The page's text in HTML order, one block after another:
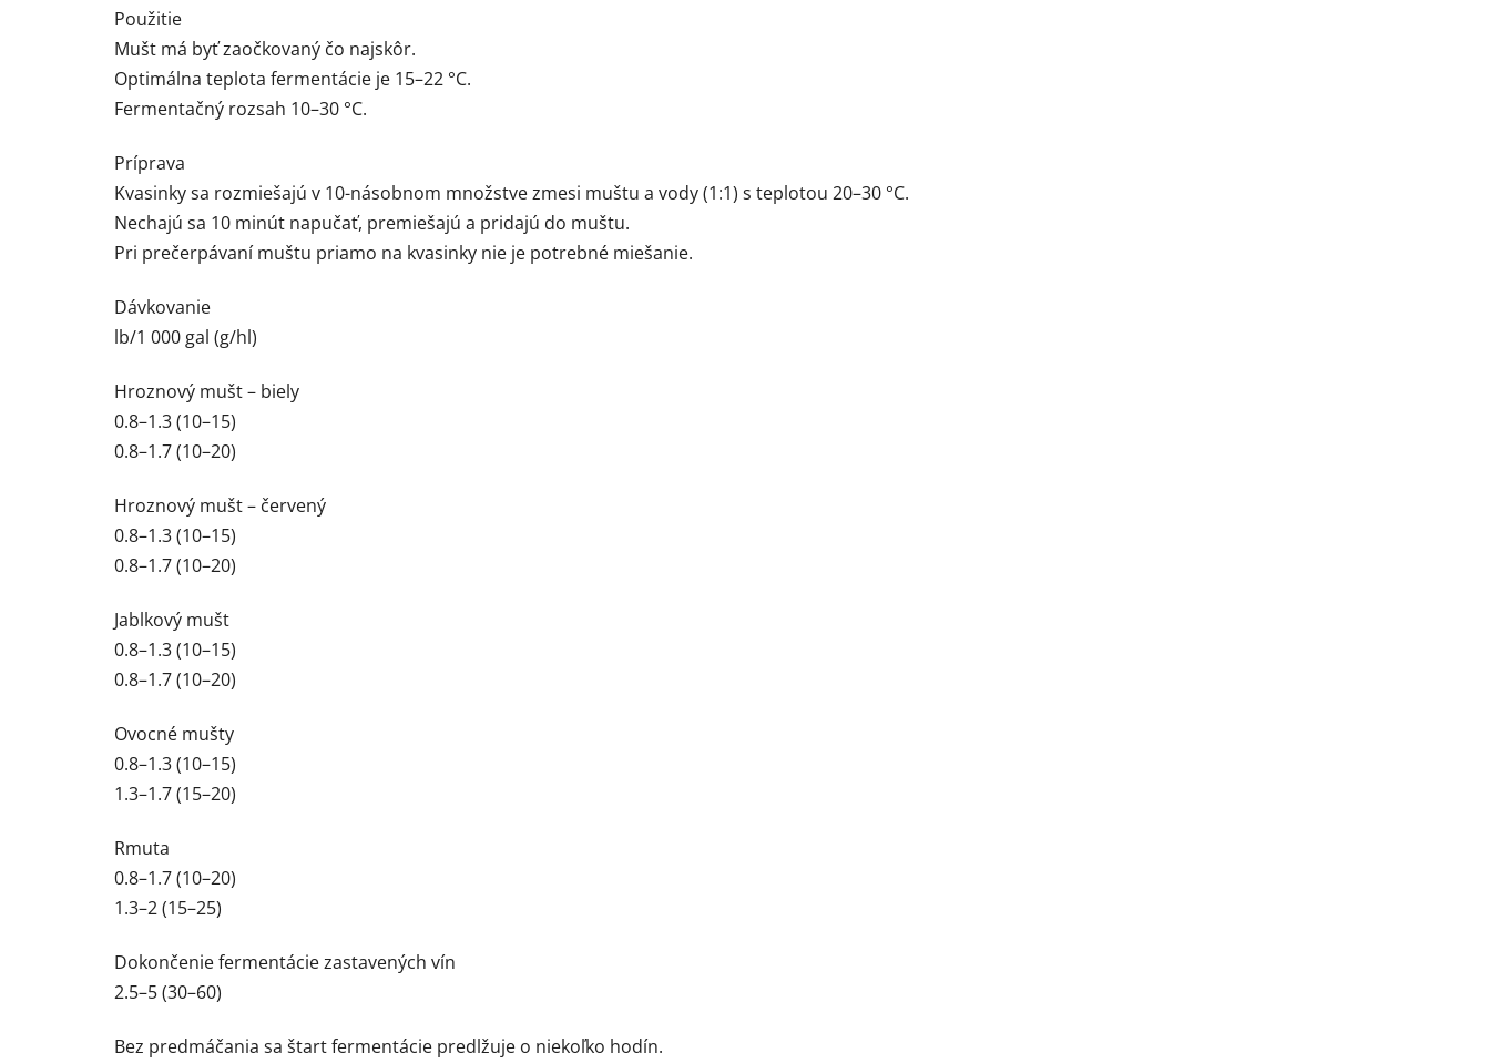
Použitie
Mušt má byť zaočkovaný čo najskôr.
Optimálna teplota fermentácie je 15–22 °C.
Fermentačný rozsah 10–30 °C.
Príprava
Kvasinky sa rozmiešajú v 10-násobnom množstve zmesi muštu a vody (1:1) s teplotou 20–30 °C.
Nechajú sa 10 minút napučať, premiešajú a pridajú do muštu.
Pri prečerpávaní muštu priamo na kvasinky nie je potrebné miešanie.
Dávkovanie
lb/1 000 gal (g/hl)
Hroznový mušt – biely
0.8–1.3 (10–15)
0.8–1.7 (10–20)
Hroznový mušt – červený
0.8–1.3 (10–15)
0.8–1.7 (10–20)
Jablkový mušt
0.8–1.3 (10–15)
0.8–1.7 (10–20)
Ovocné mušty
0.8–1.3 (10–15)
1.3–1.7 (15–20)
Rmuta
0.8–1.7 (10–20)
1.3–2 (15–25)
Dokončenie fermentácie zastavených vín
2.5–5 (30–60)
Bez predmáčania sa štart fermentácie predlžuje o niekoľko hodín.